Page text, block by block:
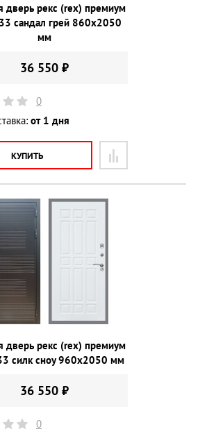
дверь рекс (rex) премиум
сандал грей 860х2050
мм
36 550 ₽
0
от 1 дня
КУПИТЬ
дверь рекс (rex) премиум
силк сноу 960х2050 мм
36 550 ₽
0